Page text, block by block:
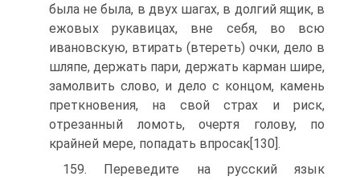
была не бы­ла, в двух шагах, в долгий ящик, в
ежовых рукавицах, вне себя, во всю
ивановскую, втирать (втереть) очки, дело в
шляпе, держать пари, держать карман шире,
замолвить слово, и дело с концом, камень
преткновения, на свой страх и риск,
отрезанный ломоть, очертя голову, по
крайней мере, попадать впросак[130].
159. Переведите на русский язык